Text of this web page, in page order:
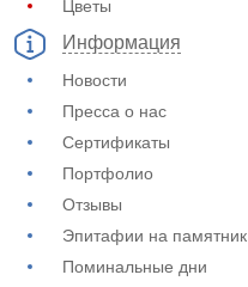
Цветы
Информация
Новости
Пресса о нас
Сертификаты
Портфолио
Отзывы
Эпитафии на памятник
Поминальные дни